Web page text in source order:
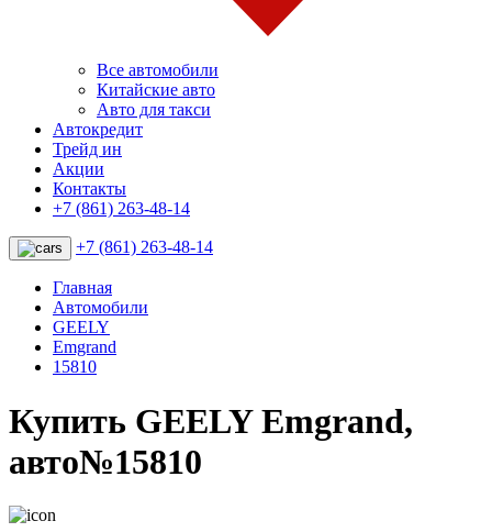
Все автомобили
Китайские авто
Авто для такси
Автокредит
Трейд ин
Акции
Контакты
+7 (861) 263-48-14
+7 (861) 263-48-14
Главная
Автомобили
GEELY
Emgrand
15810
Купить GEELY Emgrand,
авто№15810